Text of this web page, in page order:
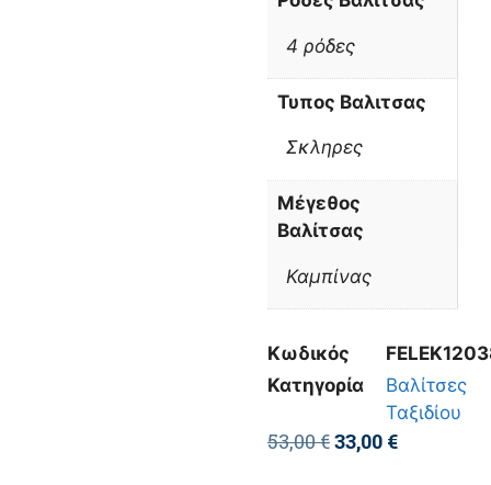
4 ρόδες
Τυπος Βαλιτσας
Σκληρες
Μέγεθος
Βαλίτσας
Καμπίνας
Κωδικός
Κατηγορία
Βαλίτσες
Ταξιδίου
53,00€33,00 €